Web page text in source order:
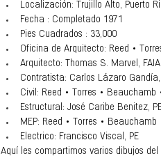
Localización: Trujillo Alto, Puerto
Fecha : Completado 1971
Pies Cuadrados : 33,000
Oficina de Arquitecto: Reed •
Arquitecto: Thomas S. Marvel, FAIA
Contratista: Carlos Lázaro Gandía,
Civil: Reed • Torres • Beauchamb
Estructural: José Caribe Benitez,
MEP: Reed • Torres • Beauchamb
Electrico: Francisco Viscal, PE
Aquí les compartimos varios dibujos del